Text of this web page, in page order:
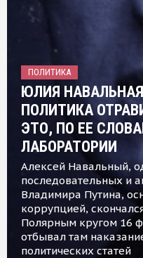
ПОЛИТИКА
ЮЛИЯ
ПОЛИТИКА
ЭТО, ПО ЕЕ
ЛАБОРАТОРИИ
Алексей Навальный,
последовательных и
Владимира Путина,
коррупцией,
Полярным кругом 16
отбывал там
политических статей